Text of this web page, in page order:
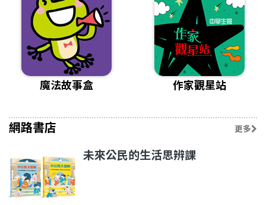
魔法故事盒 作家觀星站
網路書店 更多
未來公民的生活思辨課